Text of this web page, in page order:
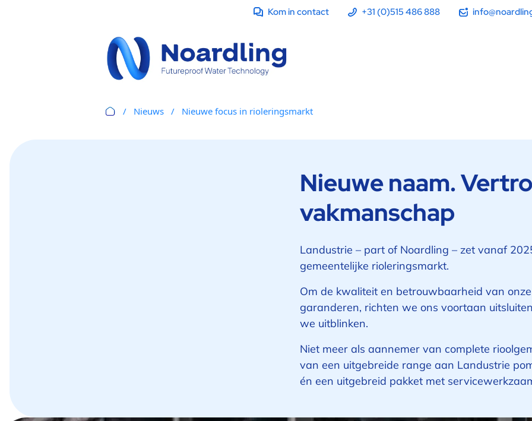
Kom in contact +31 (0)515 486 888
Nieuws Nieuwe focus in rioleringsmarkt
Nieuwe naam.
vakmanschap
Landustrie – part of Noardling – zet vanaf
gemeentelijke rioleringsmarkt.
Om de kwaliteit en betrouwbaarheid van
garanderen, richten we ons voortaan
we uitblinken.
Niet meer als aannemer van complete
van een uitgebreide range aan Landustrie
én een uitgebreid pakket met